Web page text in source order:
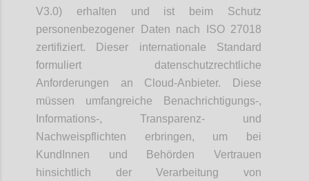
V3.0) erhalten und ist beim Schutz
personenbezogener Daten nach ISO 27018
zertifiziert. Dieser internationale Standard
formuliert datenschutzrechtliche
Anforderungen an Cloud-Anbieter. Diese
müssen umfangreiche Benachrichtigungs-,
Informations-, Transparenz- und
Nachweispflichten erbringen, um bei
KundInnen und Behörden Vertrauen
hinsichtlich der Verarbeitung von